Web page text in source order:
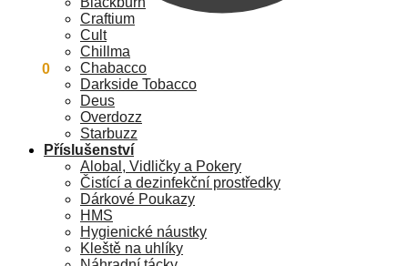
0
Craftium
Cult
Chillma
Chabacco
Darkside Tobacco
Deus
Overdozz
Starbuzz
Příslušenství
Alobal, Vidličky a Pokery
Čistící a dezinfekční prostředky
Dárkové Poukazy
HMS
Hygienické náustky
Kleště na uhlíky